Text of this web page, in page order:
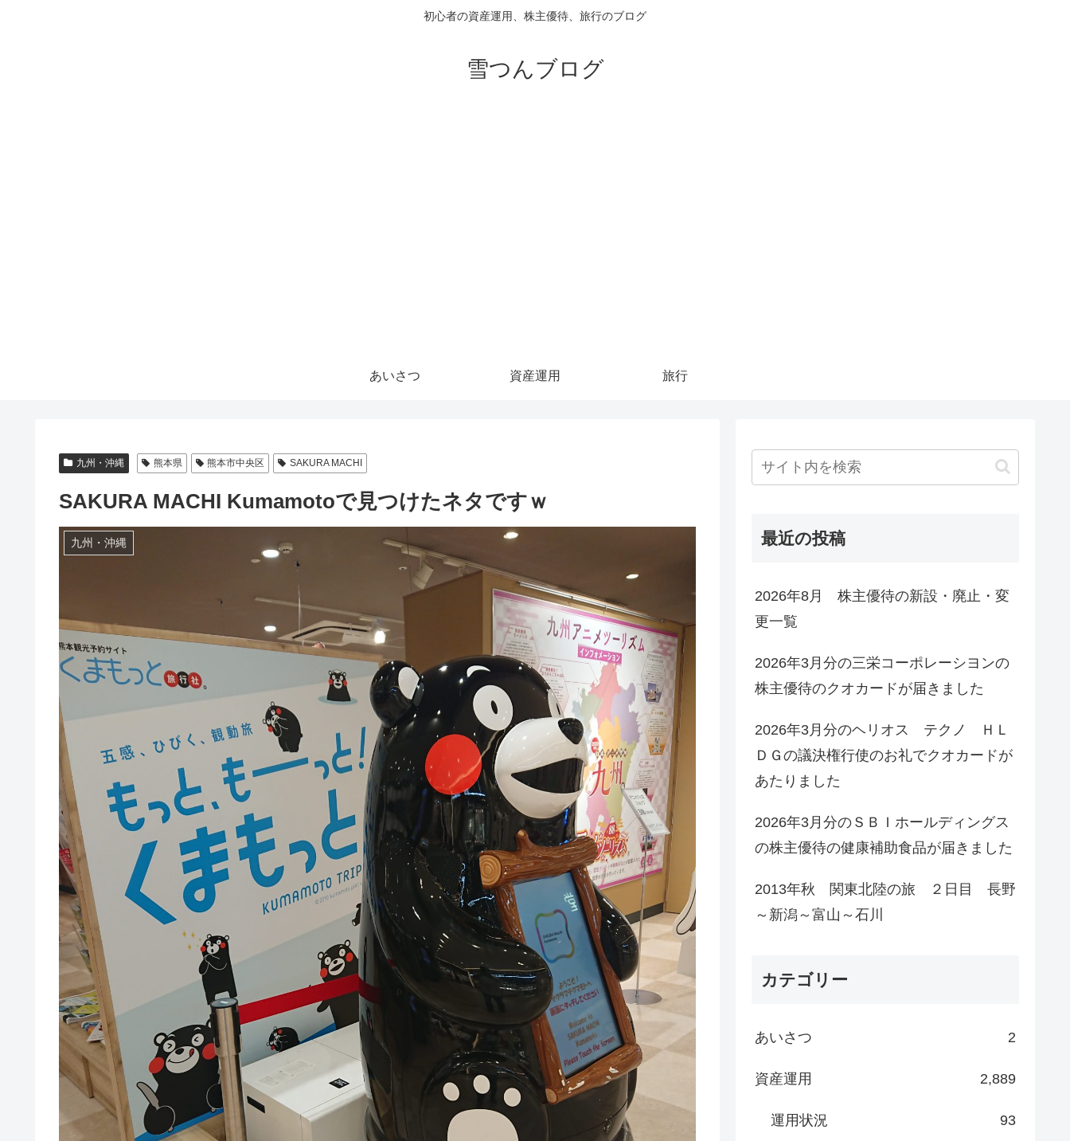
初心者の資産運用、株主優待、旅行のブログ
雪つんブログ
あいさつ 資産運用 旅行
九州・沖縄 熊本県 熊本市中央区 SAKURA MACHI
SAKURA MACHI Kumamotoで見つけたネタですｗ
九州・沖縄 最近の投稿
2026年8月 株主優待の新設・廃止・変
更一覧
2026年3月分の三栄コーポレーシヨンの
株主優待のクオカードが届きました
2026年3月分のヘリオス テクノ ＨＬ
ＤＧの議決権行使のお礼でクオカードが
あたりました
2026年3月分のＳＢＩホールディングス
の株主優待の健康補助食品が届きました
2013年秋 関東北陸の旅 ２日目 長野
～新潟～富山～石川
カテゴリー
あいさつ 2
資産運用 2,889
運用状況 93